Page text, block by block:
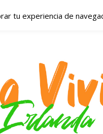
en
estudian y trabajan en
tu experiencia de